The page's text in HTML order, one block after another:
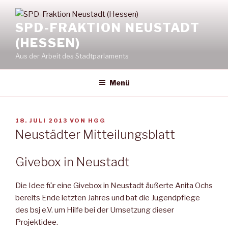
Inhalt
springenSPD-FRAKTION NEUSTADT
(HESSEN)
Aus der Arbeit des Stadtparlaments
Menü
VERÖFFENTLICHT
AM
18. JULI 2013 VON HGG
Neustädter Mitteilungsblatt
Givebox in Neustadt
Die Idee für eine Givebox in Neustadt äußerte Anita Ochs
bereits Ende letzten Jahres und bat die Jugendpflege
des bsj e.V. um Hil­fe bei der Umsetzung dieser
Projektidee.